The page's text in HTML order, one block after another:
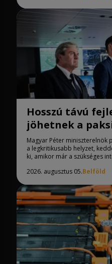
Hosszú távú
jöhetnek a
Magyar Péter miniszterelnök
a legkritikusabb helyzet,
ki, amikor már a szükséges
2026. augusztus 05.Belföld